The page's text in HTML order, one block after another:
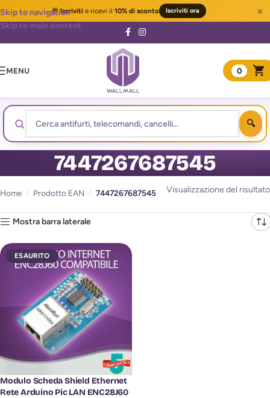
🎁Iscrivitie ricevi il 10% di sconto Iscriviti ora ×
Skip to navigation
Skip to main content
MENU 0
7447267687545
Home / Prodotto EAN / 7447267687545 Visualizzazione del risultato
Mostra barra laterale
ESAURITO
Modulo Scheda Shield Ethernet
Rete Arduino Pic LAN ENC28J60